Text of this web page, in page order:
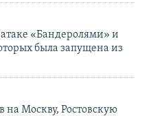
«Бандеролями» и
была запущена из
на Москву, Ростовскую